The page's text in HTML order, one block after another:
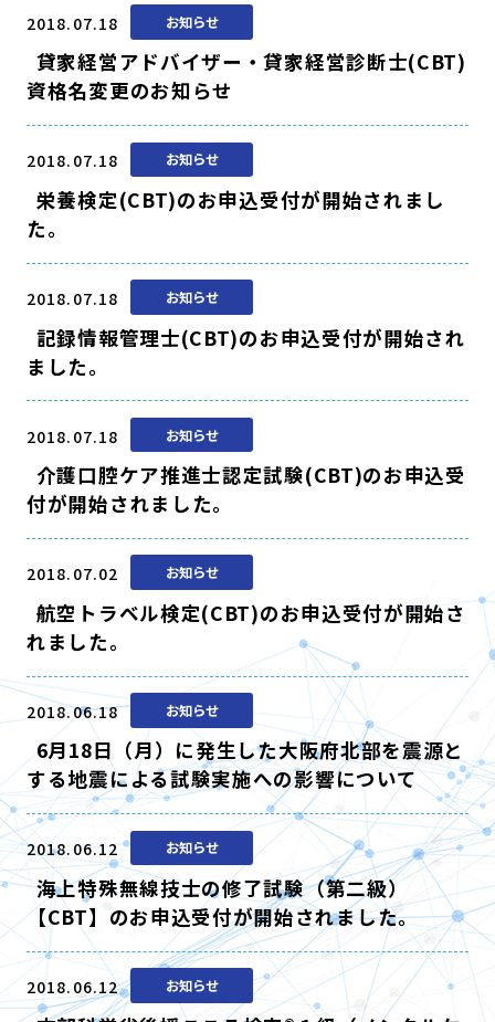
2018.07.18 お知らせ
貸家経営アドバイザー・貸家経営診断士(CBT)
資格名変更のお知らせ
2018.07.18 お知らせ
栄養検定(CBT)のお申込受付が開始されまし
た。
2018.07.18 お知らせ
記録情報管理士(CBT)のお申込受付が開始され
ました。
2018.07.18 お知らせ
介護口腔ケア推進士認定試験(CBT)のお申込受
付が開始されました。
2018.07.02 お知らせ
航空トラベル検定(CBT)のお申込受付が開始さ
れました。
2018.06.18 お知らせ
6月18日（月）に発生した大阪府北部を震源と
する地震による試験実施への影響について
2018.06.12 お知らせ
海上特殊無線技士の修了試験（第二級）
【CBT】のお申込受付が開始されました。
2018.06.12 お知らせ